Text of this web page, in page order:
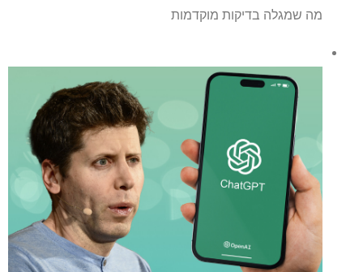
מה שמגלה בדיקות מוקדמות